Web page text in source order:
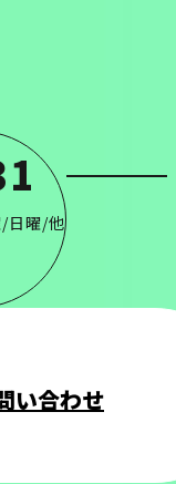
日曜/他
い合わせ